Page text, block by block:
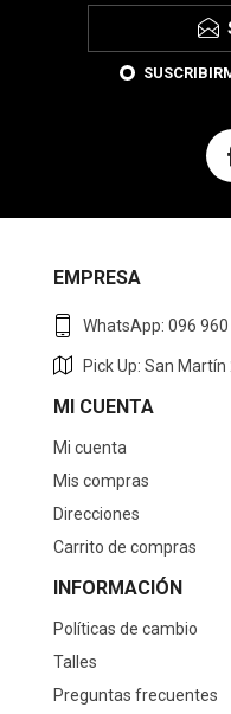
EMPRESA
WhatsApp: 096 960
Pick Up: San
MI CUENTA
Mi cuenta
Mis compras
Direcciones
Carrito de compras
INFORMACIÓN
Políticas de cambio
Talles
Preguntas frecuentes